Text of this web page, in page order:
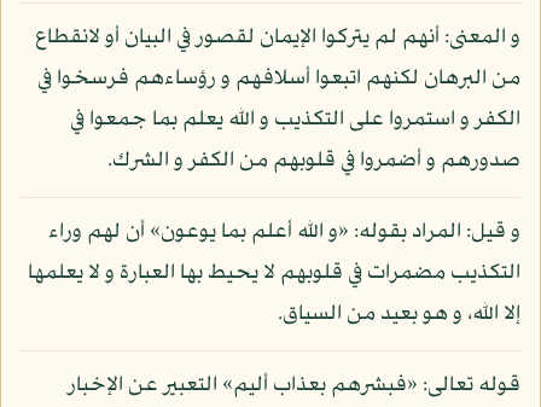
و المعنى: أنهم لم يتركوا الإيمان لقصور في البيان أو لانقطاع
من البرهان لكنهم اتبعوا أسلافهم و رؤساءهم فرسخوا في
الكفر و استمروا على التكذيب و الله يعلم بما جمعوا في
صدورهم و أضمروا في قلوبهم من الكفر و الشرك.
و قيل: المراد بقوله: «و الله أعلم بما يوعون» أن لهم وراء
التكذيب مضمرات في قلوبهم لا يحيط بها العبارة و لا يعلمها
إلا الله، و هو بعيد من السياق.
قوله تعالى: «فبشرهم بعذاب أليم» التعبير عن الإخبار